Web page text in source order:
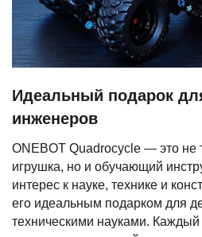
Идеальный подарок
инженеров
ONEBOT Quadrocycle — это не
игрушка, но и обучающий
интерес к науке, технике и
его идеальным подарком для
техническими науками.